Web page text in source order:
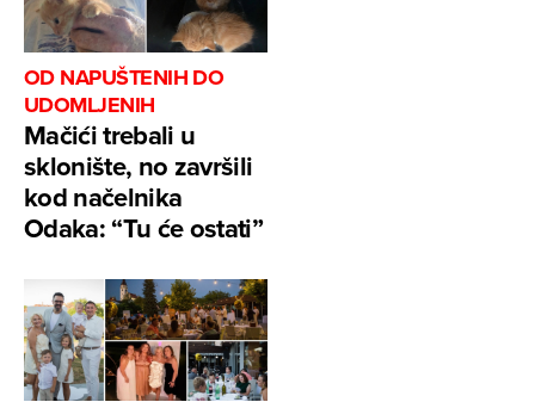
OD NAPUŠTENIH DO
UDOMLJENIH
Mačići trebali u
sklonište, no završili
kod načelnika
Odaka: “Tu će ostati”